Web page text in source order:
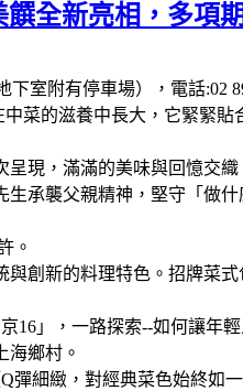
全新亮相，多項
附有停車場），電話:02
菜的滋養中長大，它緊緊
現，滿滿的美味與回憶交
承襲父親精神，堅守「做什
。
創新的料理特色。招牌菜
16」，一路探索--如何讓年
海鄉村。
細緻，對經典菜色始終如